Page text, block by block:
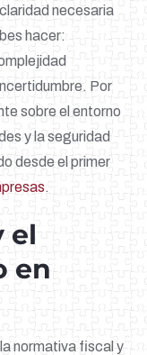
necesaria
hacer:
Por
sobre el entorno
y la seguridad
desde el primer
.
el
en
normativa fiscal y